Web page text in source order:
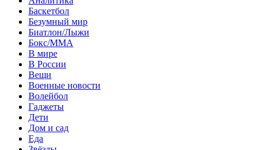
Баскетбол
Безумный мир
Биатлон/Лыжи
Бокс/MMA
В мире
В России
Вещи
Военные новости
Волейбол
Гаджеты
Дети
Дом и сад
Еда